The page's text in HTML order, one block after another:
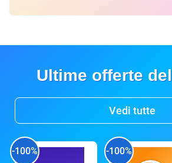
Ultime offerte
Vedi tutte
-100% -100%